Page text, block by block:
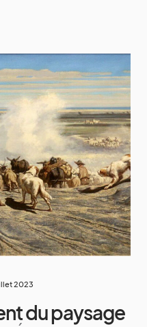
2023
du paysage